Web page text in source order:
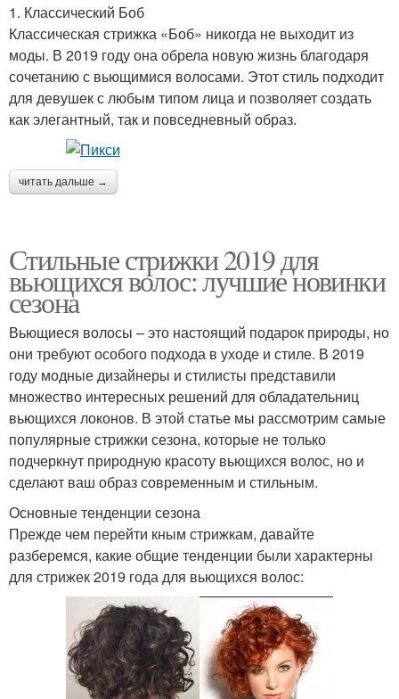
1. Классический Боб
Классическая стрижка «Боб» никогда не выходит из
моды. В 2019 году она обрела новую жизнь благодаря
сочетанию с вьющимися волосами. Этот стиль подходит
для девушек с любым типом лица и позволяет создать
как элегантный, так и повседневный образ.
читать дальше →
Стильные стрижки 2019 для
вьющихся волос: лучшие новинки
сезона
Вьющиеся волосы – это настоящий подарок природы, но
они требуют особого подхода в уходе и стиле. В 2019
году модные дизайнеры и стилисты представили
множество интересных решений для обладательниц
вьющихся локонов. В этой статье мы рассмотрим самые
популярные стрижки сезона, которые не только
подчеркнут природную красоту вьющихся волос, но и
сделают ваш образ современным и стильным.
Основные тенденции сезона
Прежде чем перейти кным стрижкам, давайте
разберемся, какие общие тенденции были характерны
для стрижек 2019 года для вьющихся волос: